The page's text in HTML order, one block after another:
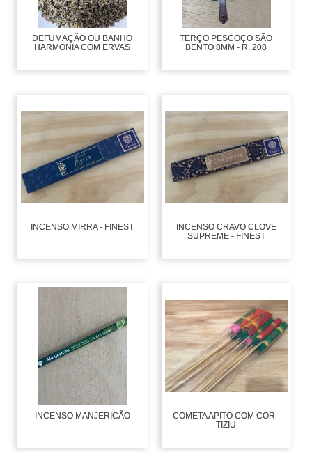
DEFUMAÇÃO OU BANHO
HARMONIA COM ERVAS
TERÇO PESCOÇO SÃO
BENTO 8MM - R. 208
INCENSO MIRRA - FINEST
INCENSO CRAVO CLOVE
SUPREME - FINEST
INCENSO MANJERICÃO
COMETA APITO COM COR -
TIZIU